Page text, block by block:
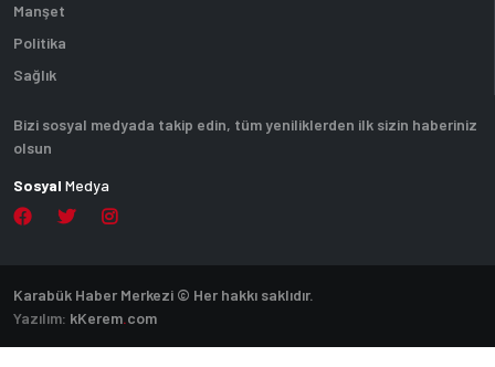
Manşet
Politika
Sağlık
Bizi sosyal medyada takip edin, tüm yeniliklerden ilk sizin haberiniz
olsun
Sosyal Medya
Karabük Haber Merkezi © Her hakkı saklıdır.
Yazılım: kKerem.com